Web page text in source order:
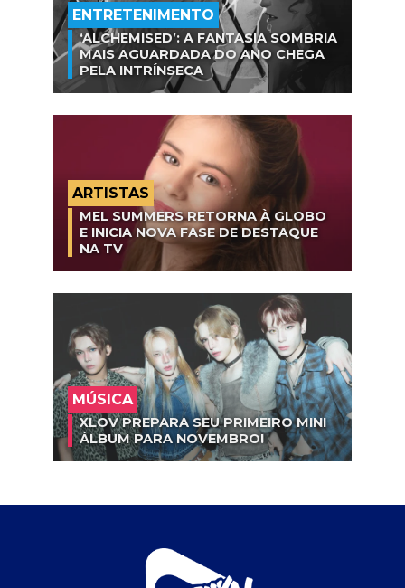
ENTRETENIMENTO
‘ALCHEMISED’: A FANTASIA SOMBRIA
MAIS AGUARDADA DO ANO CHEGA
PELA INTRÍNSECA
ARTISTAS
MEL SUMMERS RETORNA À GLOBO
E INICIA NOVA FASE DE DESTAQUE
NA TV
MÚSICA
XLOV PREPARA SEU PRIMEIRO MINI
ÁLBUM PARA NOVEMBRO!